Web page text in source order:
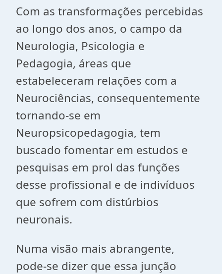
Com as transformações percebidas
ao longo dos anos, o campo da
Neurologia, Psicologia e
Pedagogia, áreas que
estabeleceram relações com a
Neurociências, consequentemente
tornando-se em
Neuropsicopedagogia, tem
buscado fomentar em estudos e
pesquisas em prol das funções
desse profissional e de indivíduos
que sofrem com distúrbios
neuronais.
Numa visão mais abrangente,
pode-se dizer que essa junção